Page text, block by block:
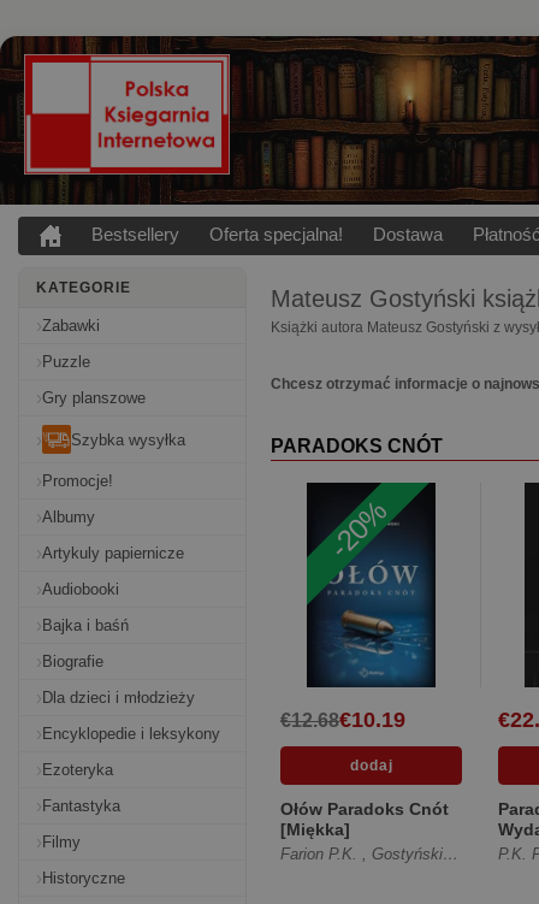
Bestsellery Oferta specjalna! Dostawa
KATEGORIE
Zabawki
Puzzle
Gry planszowe
Szybka wysyłka
Promocje!
Albumy
Artykuly papiernicze
Audiobooki
Bajka i baśń
Biografie
Dla dzieci i młodzieży
Encyklopedie i leksykony
Ezoteryka
Fantastyka
Filmy
Historyczne
Mateusz Gostyński
Książki autora Mateusz Gostyński z
Chcesz otrzymać informacje o
PARADOKS CNÓT
-20%
€10.19
€12.68
Ołów Paradoks Cnót
[Miękka]
Farion P.K. , Gostyński Mateusz P.K.